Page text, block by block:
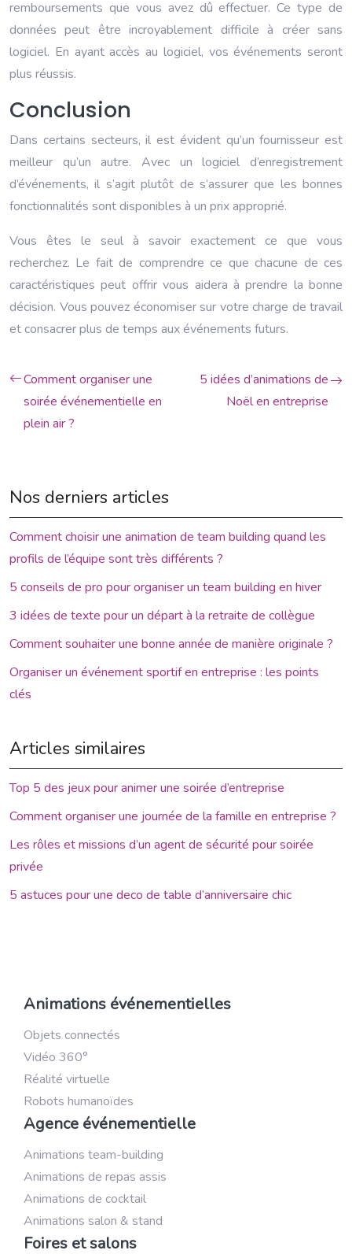
remboursements que vous avez dû effectuer. Ce type de
données peut être incroyablement difficile à créer sans
logiciel. En ayant accès au logiciel, vos événements seront
plus réussis.
Conclusion
Dans certains secteurs, il est évident qu’un fournisseur est
meilleur qu’un autre. Avec un logiciel d’enregistrement
d’événements, il s’agit plutôt de s’assurer que les bonnes
fonctionnalités sont disponibles à un prix approprié.
Vous êtes le seul à savoir exactement ce que vous
recherchez. Le fait de comprendre ce que chacune de ces
caractéristiques peut offrir vous aidera à prendre la bonne
décision. Vous pouvez économiser sur votre charge de travail
et consacrer plus de temps aux événements futurs.
Comment organiser une
soirée événementielle en
plein air ?
5 idées d’animations de
Noël en entreprise
Nos derniers articles
Comment choisir une animation de team building quand les
profils de l’équipe sont très différents ?
5 conseils de pro pour organiser un team building en hiver
3 idées de texte pour un départ à la retraite de collègue
Comment souhaiter une bonne année de manière originale ?
Organiser un événement sportif en entreprise : les points
clés
Articles similaires
Top 5 des jeux pour animer une soirée d’entreprise
Comment organiser une journée de la famille en entreprise ?
Les rôles et missions d’un agent de sécurité pour soirée
privée
5 astuces pour une deco de table d’anniversaire chic
Animations événementielles
Objets connectés
Vidéo 360°
Réalité virtuelle
Robots humanoïdes
Agence événementielle
Animations team-building
Animations de repas assis
Animations de cocktail
Animations salon & stand
Foires et salons